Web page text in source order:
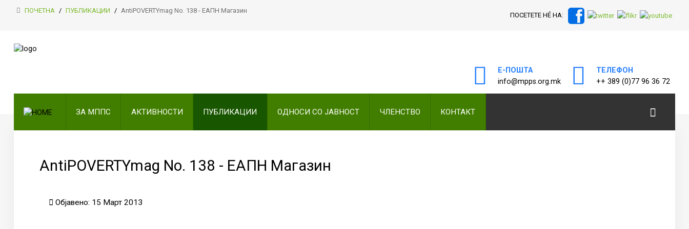
ПОЧЕТНА
АКТИВНОСТИ
ПУБЛИКАЦИИ
ЧЛЕНСТВО
ПОЧЕТНА / ПУБЛИКАЦИИ / AntiPOVERTYmag No. 138 - ЕАПН Магазин
ПОСЕТЕТЕ НÉ НА:
Е-ПОШТА
info@mpps.org.mk
ТЕЛЕФОН
++ 389 (0)77 96 36 72
ЗА МППС АКТИВНОСТИ ПУБЛИКАЦИИ ОДНОСИ СО ЈАВНОСТ ЧЛЕНСТВО КОНТАКТ
AntiPOVERTYmag No. 138 - ЕАПН Магазин
Објавено: 15 Март 2013